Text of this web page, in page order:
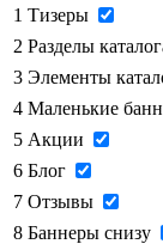
1 Тизеры
2 Разделы
3 Элементы
4 Маленькие
5 Акции
6 Блог
7 Отзывы
8 Баннеры снизу